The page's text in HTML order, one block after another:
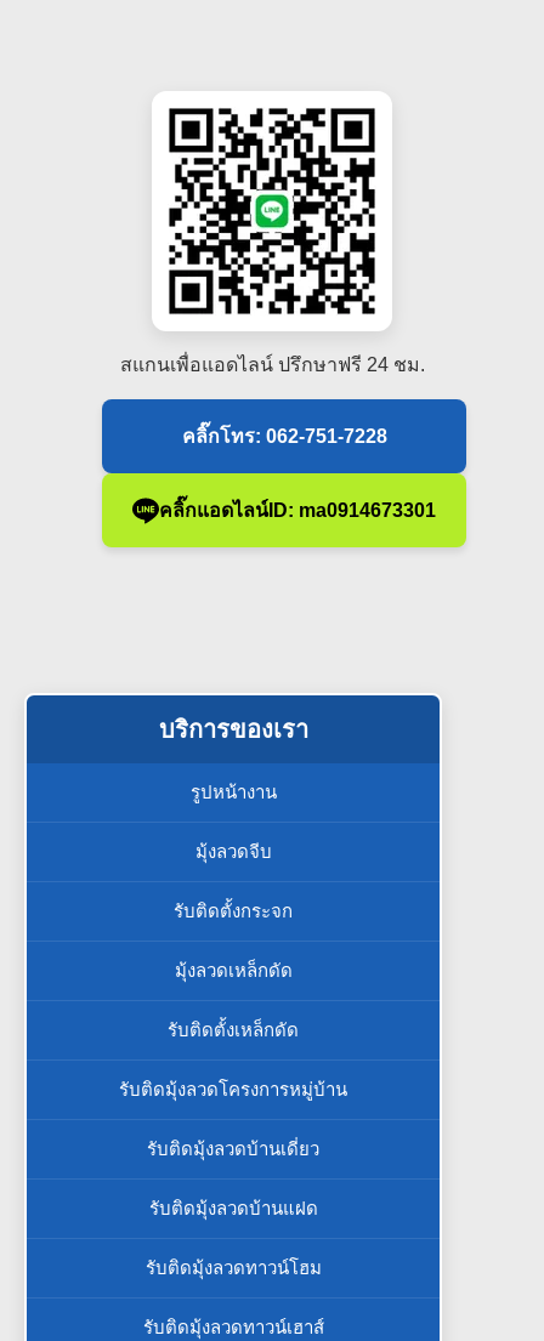
สแกนเพื่อแอดไลน์ ปรึกษาฟรี 24 ชม.
คลิ๊กโทร: 062-751-7228
คลิ๊กแอดไลน์ID: ma0914673301
บริการของเรา
รูปหน้างาน
มุ้งลวดจีบ
รับติดตั้งกระจก
มุ้งลวดเหล็กดัด
รับติดตั้งเหล็กดัด
รับติดมุ้งลวดโครงการหมู่บ้าน
รับติดมุ้งลวดบ้านเดี่ยว
รับติดมุ้งลวดบ้านแฝด
รับติดมุ้งลวดทาวน์โฮม
รับติดมุ้งลวดทาวน์เฮาส์